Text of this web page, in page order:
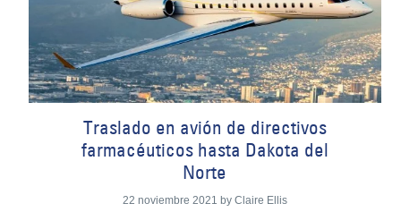
Traslado en avión de directivos
farmacéuticos hasta Dakota del
Norte
22 noviembre 2021 by Claire Ellis